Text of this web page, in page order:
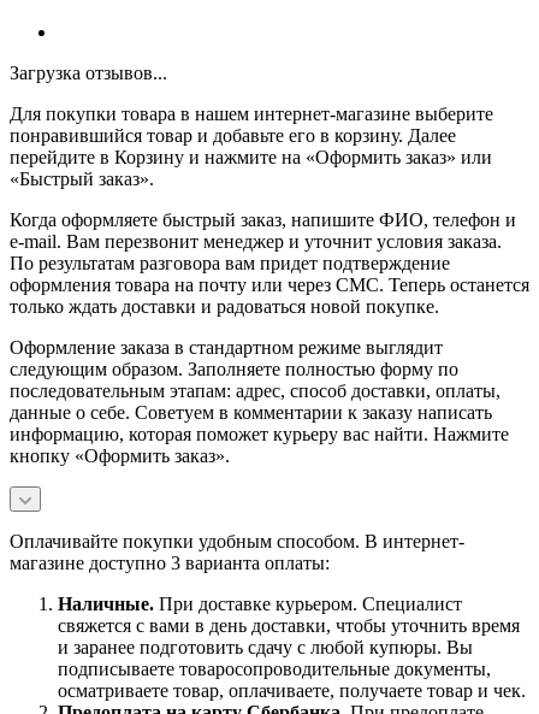
Загрузка отзывов...
Для покупки товара в нашем интернет-магазине выберите
понравившийся товар и добавьте его в корзину. Далее
перейдите в Корзину и нажмите на «Оформить заказ» или
«Быстрый заказ».
Когда оформляете быстрый заказ, напишите ФИО, телефон и
e-mail. Вам перезвонит менеджер и уточнит условия заказа.
По результатам разговора вам придет подтверждение
оформления товара на почту или через СМС. Теперь останется
только ждать доставки и радоваться новой покупке.
Оформление заказа в стандартном режиме выглядит
следующим образом. Заполняете полностью форму по
последовательным этапам: адрес, способ доставки, оплаты,
данные о себе. Советуем в комментарии к заказу написать
информацию, которая поможет курьеру вас найти. Нажмите
кнопку «Оформить заказ».
Оплачивайте покупки удобным способом. В интернет-
магазине доступно 3 варианта оплаты:
Наличные. При доставке курьером. Специалист
свяжется с вами в день доставки, чтобы уточнить время
и заранее подготовить сдачу с любой купюры. Вы
подписываете товаросопроводительные документы,
осматриваете товар, оплачиваете, получаете товар и чек.